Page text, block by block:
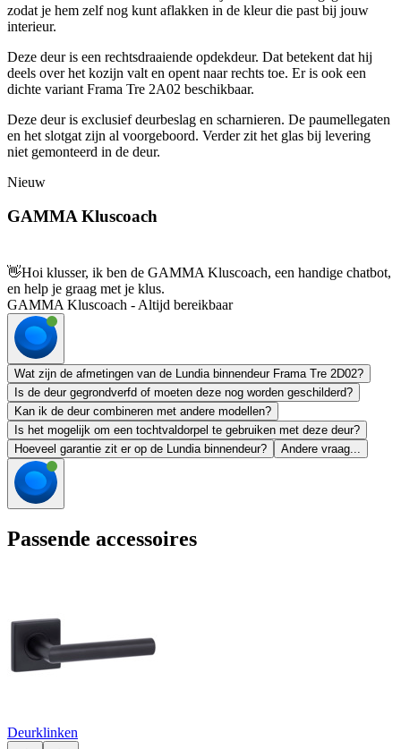
zodat je hem zelf nog kunt aflakken in de kleur die past bij jouw
interieur.
Deze deur is een rechtsdraaiende opdekdeur. Dat betekent dat hij
deels over het kozijn valt en opent naar rechts toe. Er is ook een
dichte variant Frama Tre 2A02 beschikbaar.
Deze deur is exclusief deurbeslag en scharnieren. De paumellegaten
en het slotgat zijn al voorgeboord. Verder zit het glas bij levering
niet gemonteerd in de deur.
Nieuw
GAMMA Kluscoach
👋Hoi klusser, ik ben de GAMMA Kluscoach, een handige chatbot,
en help je graag met je klus.
GAMMA Kluscoach - Altijd bereikbaar
Wat zijn de afmetingen van de Lundia binnendeur Frama Tre 2D02?
Is de deur gegrondverfd of moeten deze nog worden geschilderd?
Kan ik de deur combineren met andere modellen?
Is het mogelijk om een tochtvaldorpel te gebruiken met deze deur?
Hoeveel garantie zit er op de Lundia binnendeur?
Andere vraag...
Passende accessoires
Deurklinken